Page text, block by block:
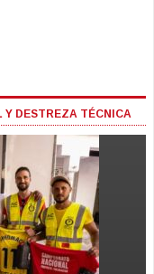
Y DESTREZA TÉCNICA